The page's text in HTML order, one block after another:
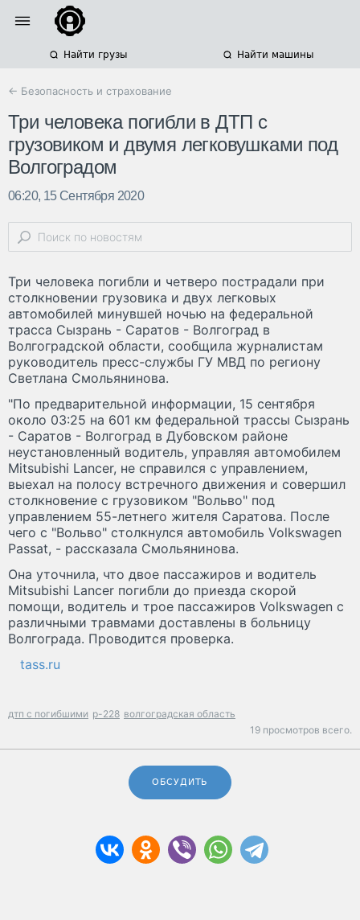
Найти грузы Найти машины
← Безопасность и страхование
Три человека погибли в ДТП с
грузовиком и двумя легковушками под
Волгоградом
06:20, 15 Сентября 2020
Три человека погибли и четверо пострадали при
столкновении грузовика и двух легковых
автомобилей минувшей ночью на федеральной
трасса Сызрань - Саратов - Волгоград в
Волгоградской области, сообщила журналистам
руководитель пресс-службы ГУ МВД по региону
Светлана Смольянинова.
"По предварительной информации, 15 сентября
около 03:25 на 601 км федеральной трассы Сызрань
- Саратов - Волгоград в Дубовском районе
неустановленный водитель, управляя автомобилем
Mitsubishi Lancer, не справился с управлением,
выехал на полосу встречного движения и совершил
столкновение с грузовиком "Вольво" под
управлением 55-летнего жителя Саратова. После
чего с "Вольво" столкнулся автомобиль Volkswagen
Passat, - рассказала Смольянинова.
Она уточнила, что двое пассажиров и водитель
Mitsubishi Lancer погибли до приезда скорой
помощи, водитель и трое пассажиров Volkswagen с
различными травмами доставлены в больницу
Волгограда. Проводится проверка.
tass.ru
дтп с погибшими р-228 волгоградская область
19 просмотров всего.
ОБСУДИТЬ